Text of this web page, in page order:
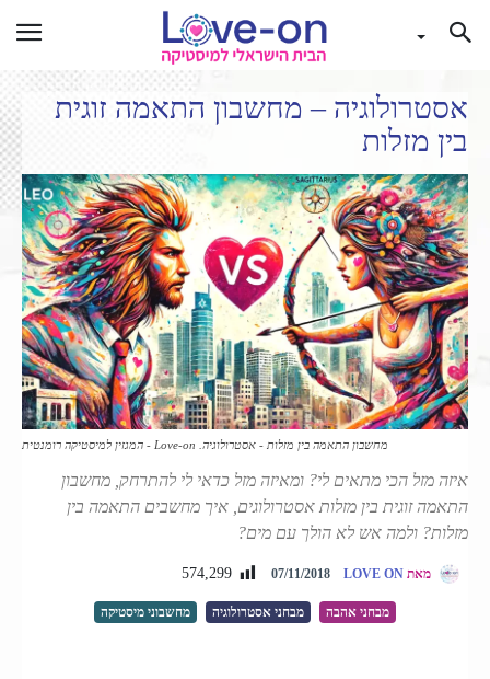
אסטרולוגיה – מחשבון התאמה זוגית
בין מזלות
מחשבון התאמה בין מזלות - אסטרולוגיה. Love-on - המגזין למיסטיקה רומנטית
איזה מזל הכי מתאים לי? ומאיזה מזל כדאי לי להתרחק, מחשבון
התאמה זוגית בין מזלות אסטרולוגים, איך מחשבים התאמה בין
מזלות? ולמה אש לא הולך עם מים?
מבחני אהבה מבחני אסטרולוגיה מחשבוני מיסטיקה
מאת LOVE ON
07/11/2018
574,299